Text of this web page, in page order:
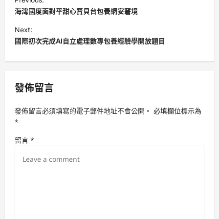
o
s
t
v
g
t
海灣國度面對平甜心寶貝台包養網安窘境
Next:
國際初次完成AI自立處理數專包養經驗學開放題目
發佈留言
發佈留言必須填寫的電子郵件地址不會公開。 必填欄位標示為
*
留言 *